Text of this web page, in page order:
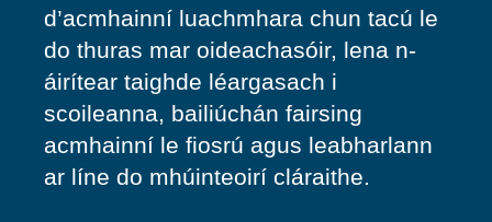
d’acmhainní luachmhara chun tacú le
do thuras mar oideachasóir, lena n-
áirítear taighde léargasach i
scoileanna, bailiúchán fairsing
acmhainní le fiosrú agus leabharlann
ar líne do mhúinteoirí cláraithe.